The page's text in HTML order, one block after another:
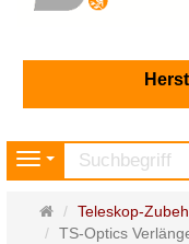
Navigation
Startseite
Teleskop-
TS-Optics